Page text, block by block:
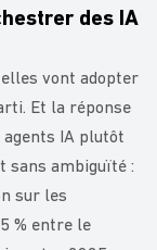
des IA
vont adopter
Et la réponse
agents IA plutôt
sans ambiguïté :
sur les
% entre le